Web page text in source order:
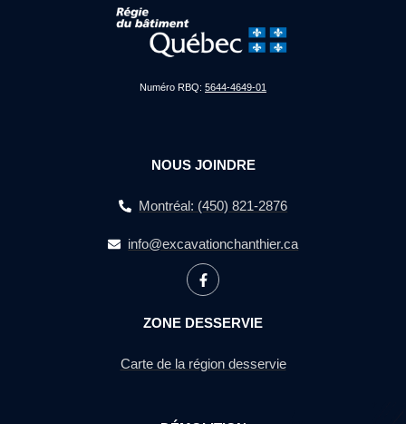
Numéro RBQ: 5644-4649-01
NOUS JOINDRE
Montréal: (450) 821-2876
info@excavationchanthier.ca
ZONE DESSERVIE
Carte de la région desservie